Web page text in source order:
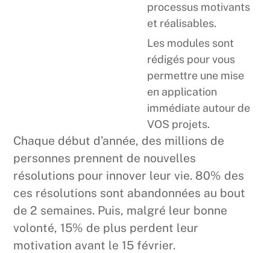
processus motivants
et réalisables.
Les modules sont
rédigés pour vous
permettre une mise
en application
immédiate autour de
VOS projets.
Chaque début d’année, des millions de
personnes prennent de nouvelles
résolutions pour innover leur vie. 80% des
ces résolutions sont abandonnées au bout
de 2 semaines. Puis, malgré leur bonne
volonté, 15% de plus perdent leur
motivation avant le 15 février.